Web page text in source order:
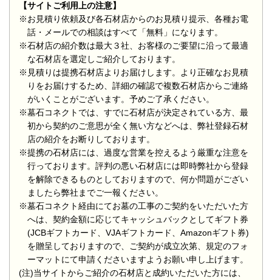
【サイトご利用上の注意】
※お見積り依頼及び各石材店からのお見積り提示、各種お電
話・メールでの相談はすべて「無料」になります。
※石材店の紹介数は最大３社、お客様のご要望に沿って最適
な石材店を選定しご紹介しております。
※見積りは提携石材店よりお届けします。より正確なお見積
りをお届けするため、詳細の確認で複数石材店からご連絡
がいくことがございます。予めご了承ください。
※墓石コネクトでは、すでに石材店が決定されている方、最
初から契約のご意思が全く無い方などへは、弊社登録石材
店の紹介をお断りしております。
※提携の石材店には、過度な営業を控えるよう厳重な注意を
行っております。評判の悪い石材店には即時弊社から登録
を解除できるものとしておりますので、何か問題がござい
ましたら弊社までご一報ください。
※墓石コネクト経由にてお墓の工事のご契約をいただいた方
へは、契約金額に応じてキャッシュバックとしてギフト券
(JCBギフトカード、VJAギフトカード、Amazonギフト券)
を贈呈しておりますので、ご契約が成立次第、規定のフォ
ーマットにて申請くださいますようお願い申し上げます。
(注)当サイトからご紹介の石材店と成約いただいた方には、